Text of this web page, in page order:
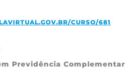
CURSO/681
Previdência Complementar